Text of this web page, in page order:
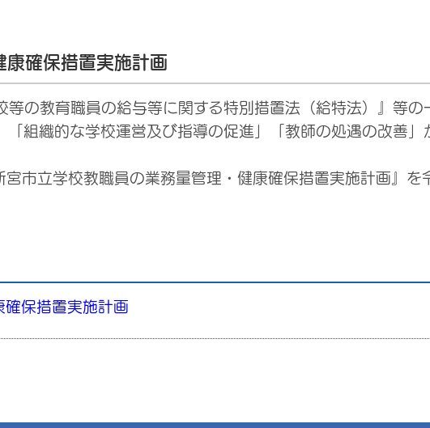
康確保措置実施計画
の教育職員の給与等に関する特別措置法（給特法）』等の
「組織的な学校運営及び指導の促進」「教師の処遇の改善
市立学校教職員の業務量管理・健康確保措置実施計画』
保措置実施計画